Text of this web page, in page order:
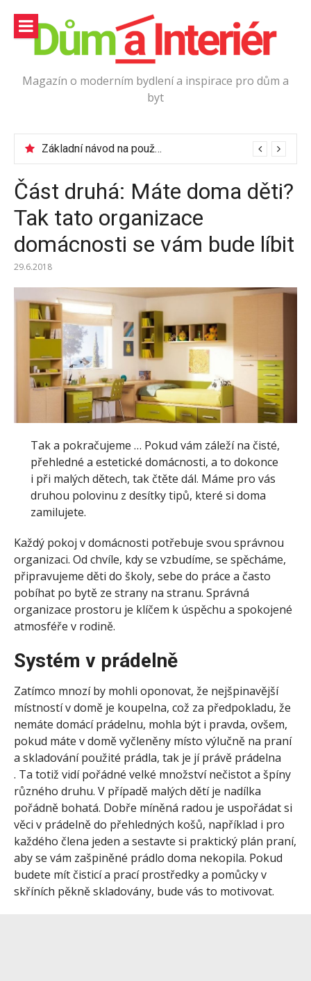
obsah
Magazín o moderním bydlení a inspirace pro dům a
byt
Základní návod na používání elektrické vrtačky
Jak vybrat podlahové lišty?
Část druhá: Máte doma děti?
Tak tato organizace
domácnosti se vám bude líbit
29.6.2018
Tak a pokračujeme … Pokud vám záleží na čisté,
přehledné a estetické domácnosti, a to dokonce
i při malých dětech, tak čtěte dál. Máme pro vás
druhou polovinu z desítky tipů, které si doma
zamilujete.
Každý pokoj v domácnosti potřebuje svou správnou
organizaci. Od chvíle, kdy se vzbudíme, se spěcháme,
připravujeme děti do školy, sebe do práce a často
pobíhat po bytě ze strany na stranu. Správná
organizace prostoru je klíčem k úspěchu a spokojené
atmosféře v rodině.
Systém v prádelně
Zatímco mnozí by mohli oponovat, že nejšpinavější
místností v domě je koupelna, což za předpokladu, že
nemáte domácí prádelnu, mohla být i pravda, ovšem,
pokud máte v domě vyčleněny místo výlučně na praní
a skladování použité prádla, tak je jí právě prádelna
. Ta totiž vidí pořádné velké množství nečistot a špíny
různého druhu. V případě malých dětí je nadílka
pořádně bohatá. Dobře míněná radou je uspořádat si
věci v prádelně do přehledných košů, například i pro
každého člena jeden a sestavte si praktický plán praní,
aby se vám zašpiněné prádlo doma nekopila. Pokud
budete mít čisticí a prací prostředky a pomůcky v
skříních pěkně skladovány, bude vás to motivovat.